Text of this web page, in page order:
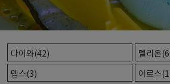
다이와(42)
델리온
뎁스(3)
아로스